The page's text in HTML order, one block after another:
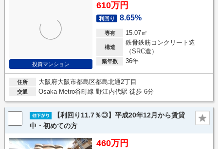
投資マンション
610万円
利回り 8.65%
専有 15.07㎡
構造
鉄骨鉄筋コンクリート造
（SRC造）
築年数 36年
住所 大阪府大阪市都島区都島北通2丁目
交通 Osaka Metro谷町線 野江内代駅 徒歩 6分
【利回り11.7％◎】平成20年12月から賃貸
中・初めての方
460万円